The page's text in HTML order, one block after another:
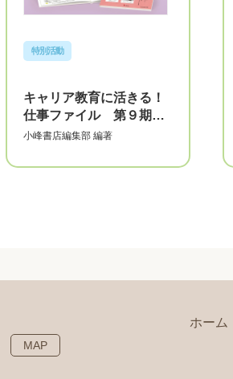
特別活動
キャリア教育に活きる！
仕事ファイル 第９期
【全5巻】
小峰書店編集部 編著
MAP
ホーム